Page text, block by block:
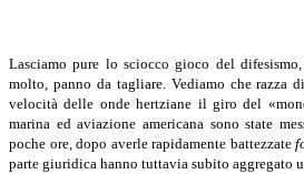
Lasciamo pure lo sciocco gioco del
molto, panno da tagliare. Vediamo che razza
velocità delle onde hertziane il giro del
marina ed aviazione americana sono state
poche ore, dopo averle rapidamente battezzate
parte giuridica hanno tuttavia subito aggregato